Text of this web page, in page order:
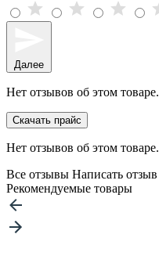
Далее
Нет отзывов об этом товаре.
Скачать прайс
Нет отзывов об этом товаре.
Все отзывы Написать отзыв
Рекомендуемые товары